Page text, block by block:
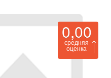
0,00
средняя
оценка